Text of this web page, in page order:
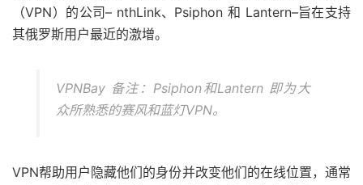
（VPN）的公司– nthLink、Psiphon 和 Lantern–旨在支持
其俄罗斯用户最近的激增。
VPNBay 备注：Psiphon和Lantern 即为大
众所熟悉的赛风和蓝灯VPN。
VPN帮助用户隐藏他们的身份并改变他们的在线位置，通常